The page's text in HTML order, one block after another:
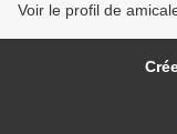
Voir le profil de